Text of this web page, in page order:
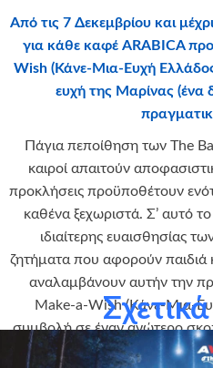
Από τις 7 Δεκεμβρίου και
για κάθε καφέ ARABICA
Wish (Κάνε-Μια-Ευχή
ευχή της Μαρίνας (ένα
Πάγια πεποίθηση των The
καιροί απαιτούν
προκλήσεις προϋποθέτουν
καθένα ξεχωριστά. Σ’ αυτό
ιδιαίτερης ευαισθησίας
ζητήματα που αφορούν παιδιά
αναλαμβάνουν αυτήν την
Make-a-Wish (Κάνε-Μια-
συμβολή σε έναν ανώτερο
της ευχής ενός παιδιού,